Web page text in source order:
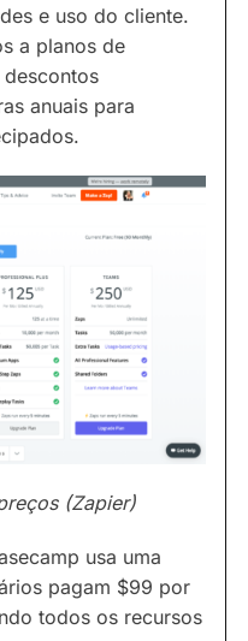
e uso do cliente.
a planos de
anuais para
(Zapier)
usa uma
pagam $99 por
todos os recursos